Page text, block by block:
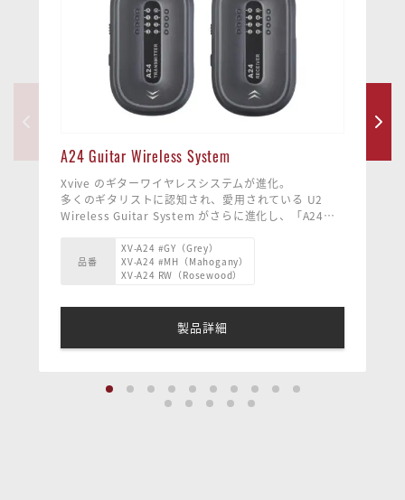
A24 Guitar Wireless System
Xvive のギターワイヤレスシステムが進化。
多くのギタリストに認知され、愛用されている U2
Wireless Guitar System がさらに進化し、「A24」
よりクリアで、より安定したワイヤレス体験を実現。
シンプルな操作性と耐久性を備え、ストレスのない快
適なプレイを可能にします。
品番
XV-A24 #GY（Grey）
XV-A24 #MH（Mahogany）
XV-A24 RW（Rosewood）
製品詳細